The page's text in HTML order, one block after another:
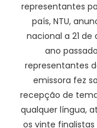
representantes
país, NTU,
nacional a 21
ano
representantes
emissora fez
recepção de
qualquer língua,
os vinte finalistas